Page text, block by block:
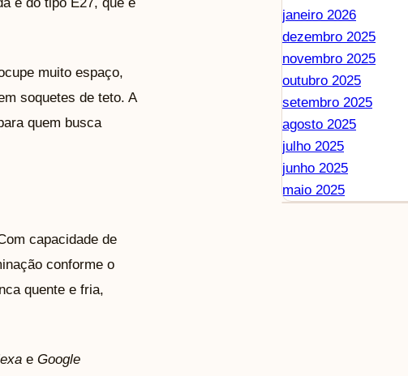
muito espaço,
soquetes de teto. A
quem busca
capacidade de
conforme o
quente e fria,
e Google
janeiro 2026
dezembro 2025
novembro 2025
outubro 2025
setembro 2025
agosto 2025
julho 2025
junho 2025
maio 2025